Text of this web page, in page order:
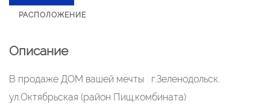
РАСПОЛОЖЕНИЕ
Описание
В продаже ДОМ вашей мечты г.Зеленодольск.
ул.Октябрьская (район Пищ.комбината)